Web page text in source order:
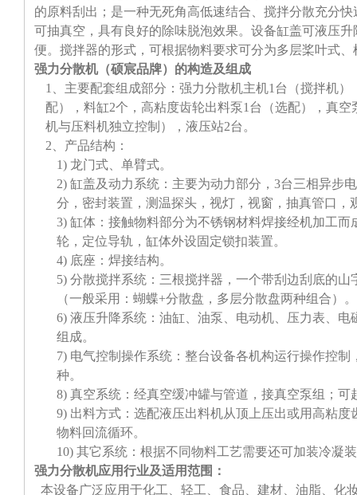
的原料刮出；是一种无死角高低速结合、搅拌分散充分
可抽真空，具有良好的除味脱泡效果。设备缸盖可液压
便。搅拌器的形式，可根据物料要求可分为多层桨叶式
强力分散机（硕宸品牌）的构造及组成
1、主要配套组成部分：强力分散机主机1台（搅拌机
配），料缸2个，高粘度齿轮出料泵1台（选配），真
机与压料机独立控制），液压站2台。
2、产品结构：
1) 龙门式、单臂式。
2) 缸盖及动力系统：主要为动力部分，3台三相异步
分，密封装置，测温探头，视灯，视窗，抽真管口，
3) 缸体：接触物料部分为不锈钢材料焊接经机加工
轮，定位导轨，缸体外设固定锁扣装置。
4) 底座：焊接结构。
5) 分散搅拌系统：三根搅拌器，一个带刮边刮底的
（一般采用：蝴蝶+分散盘，多层分散盘两种组合）。
6) 液压升降系统：油缸、油泵、电动机、压力表、
组成。
7) 电气控制操作系统：整台设备各机构运行操作控
种。
8) 真空系统：经真空缓冲罐与管道，接真空泵组；
9) 出料方式：选配液压出料机从顶上压出或用高粘
物料回流循环。
10) 其它系统：根据不同物料工艺需要还可加装冷凝
强力分散机应用行业及适用范围：
本设备广泛应用于化工、轻工、食品、建材、油脂、化